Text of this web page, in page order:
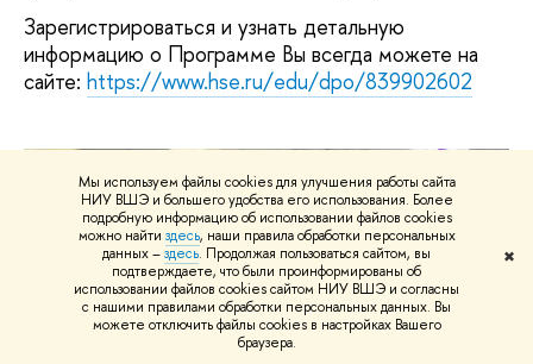
Мы используем файлы cookies для улучшения работы сайта
НИУ ВШЭ и большего удобства его использования. Более
подробную информацию об использовании файлов cookies
можно найти здесь, наши правила обработки персональных
данных –здесь. Продолжая пользоваться сайтом, вы
подтверждаете, что были проинформированы об
использовании файлов cookies сайтом НИУ ВШЭ и согласны
с нашими правилами обработки персональных данных. Вы
можете отключить файлы cookies в настройках Вашего
браузера.
✖
Зарегистрироваться и узнать детальную
информацию о Программе Вы всегда можете на
сайте: https://www.hse.ru/edu/dpo/839902602